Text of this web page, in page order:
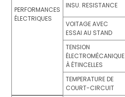
PERFORMANCES
ÉLECTRIQUES
INSU. RESISTANCE
VOITAGE AVEC
ESSAI AU STAND
TENSION
ÉLECTROMÉCANIQUE
À ÉTINCELLES
TEMPERATURE DE
COURT-CIRCUIT